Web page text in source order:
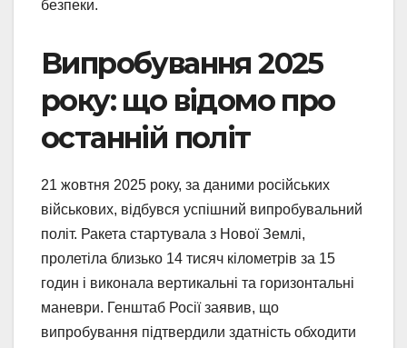
безпеки.
Випробування 2025
року: що відомо про
останній політ
21 жовтня 2025 року, за даними російських
військових, відбувся успішний випробувальний
політ. Ракета стартувала з Нової Землі,
пролетіла близько 14 тисяч кілометрів за 15
годин і виконала вертикальні та горизонтальні
маневри. Генштаб Росії заявив, що
випробування підтвердили здатність обходити